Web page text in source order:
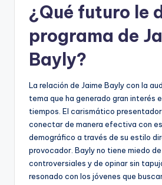
¿Qué futuro le
programa de
Bayly?
La relación de Jaime Bayly con la
tema que ha generado gran interés
tiempos. El carismático
conectar de manera efectiva con
demográfico a través de su estilo
provocador. Bayly no tiene miedo
controversiales y de opinar sin
resonado con los jóvenes que